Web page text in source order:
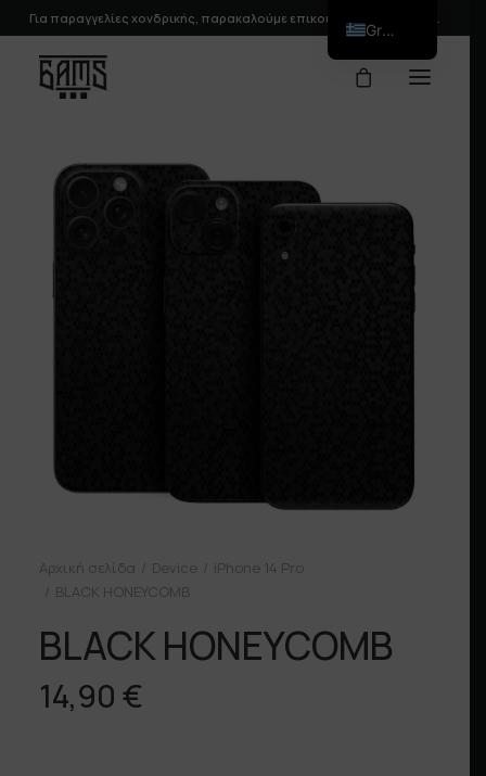
Για παραγγελίες χονδρικής, παρακαλούμε επικοινωνήστε μαζί μας.
Αρχική σελίδα Device
iPhone 14 Pro
BLACK HONEYCOMB
BLACK HONEYCOMB
14,90 €
Greek